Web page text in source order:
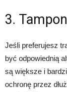
3.
Jeśli preferujesz
być odpowiednią
są większe i
ochronę przez